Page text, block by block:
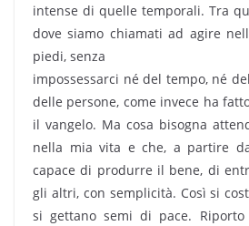
intense di quelle temporali. Tra
dove siamo chiamati ad agire
piedi, senza
impossessarci né del tempo, né
delle persone, come invece ha
il vangelo. Ma cosa bisogna
nella mia vita e che, a partire
capace di produrre il bene, di
gli altri, con semplicità. Così si
si gettano semi di pace.